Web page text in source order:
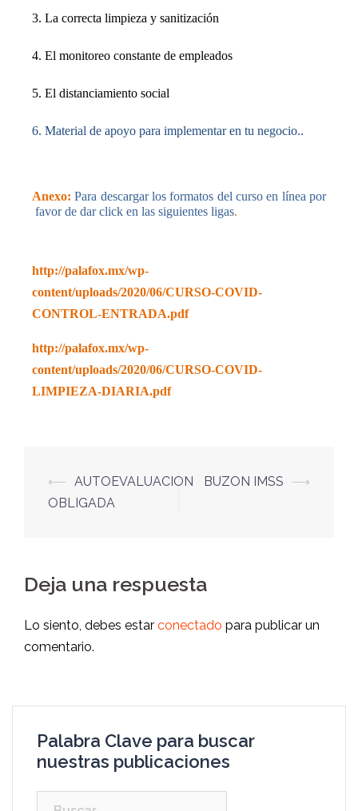
3. La correcta limpieza y sanitización
4. El monitoreo constante de empleados
5. El distanciamiento social
6. Material de apoyo para implementar en tu negocio..
Anexo: Para descargar los formatos del curso en línea por
favor de dar click en las siguientes ligas.
http://palafox.mx/wp-
content/uploads/2020/06/CURSO-COVID-
CONTROL-ENTRADA.pdf
http://palafox.mx/wp-
content/uploads/2020/06/CURSO-COVID-
LIMPIEZA-DIARIA.pdf
⟵ AUTOEVALUACION
OBLIGADA
BUZON IMSS ⟶
Deja una respuesta
Lo siento, debes estar conectado para publicar un
comentario.
Palabra Clave para buscar
nuestras publicaciones